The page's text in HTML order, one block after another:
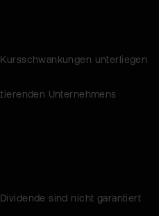
unterliegen
Unternehmens
sind nicht garantiert